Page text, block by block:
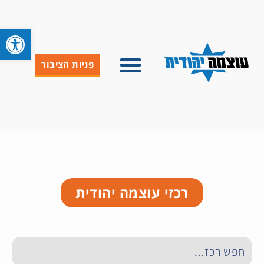
פניות הציבור
רכזי עוצמה יהודית
פתח